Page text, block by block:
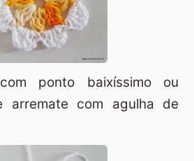
ponto baixíssimo ou
arremate com agulha de